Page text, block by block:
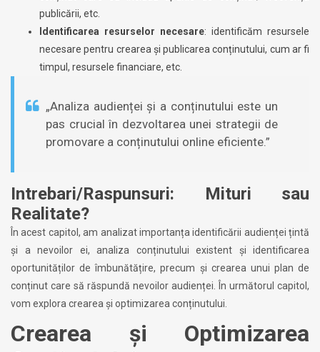
publicării, etc.
Identificarea resurselor necesare: identificăm resursele
necesare pentru crearea și publicarea conținutului, cum ar fi
timpul, resursele financiare, etc.
„Analiza audienței și a conținutului este un
pas crucial în dezvoltarea unei strategii de
promovare a conținutului online eficiente.”
Intrebari/Raspunsuri: Mituri sau
Realitate?
În acest capitol, am analizat importanța identificării audienței țintă
și a nevoilor ei, analiza conținutului existent și identificarea
oportunităților de îmbunătățire, precum și crearea unui plan de
conținut care să răspundă nevoilor audienței. În următorul capitol,
vom explora crearea și optimizarea conținutului.
Crearea și Optimizarea